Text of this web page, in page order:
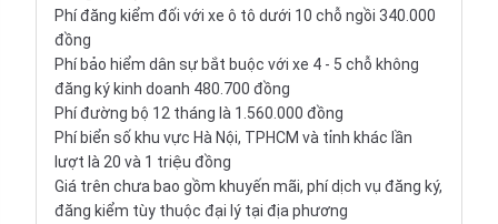
Phí đăng kiểm đối với xe ô tô dưới 10 chỗ ngồi 340.000
đồng
Phí bảo hiểm dân sự bắt buộc với xe 4 - 5 chỗ không
đăng ký kinh doanh 480.700 đồng
Phí đường bộ 12 tháng là 1.560.000 đồng
Phí biển số khu vực Hà Nội, TPHCM và tỉnh khác lần
lượt là 20 và 1 triệu đồng
Giá trên chưa bao gồm khuyến mãi, phí dịch vụ đăng ký,
đăng kiểm tùy thuộc đại lý tại địa phương